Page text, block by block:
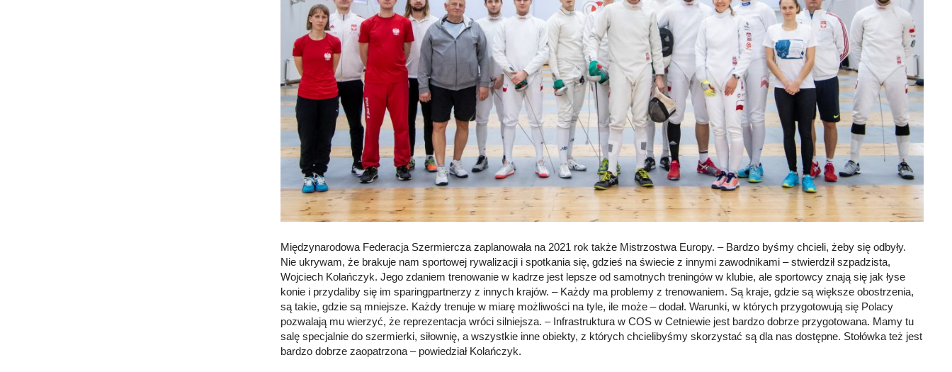
Międzynarodowa Federacja Szermiercza zaplanowała na 2021 rok także Mistrzostwa Europy. – Bardzo byśmy chcieli, żeby się odbyły.
Nie ukrywam, że brakuje nam sportowej rywalizacji i spotkania się, gdzieś na świecie z innymi zawodnikami – stwierdził szpadzista,
Wojciech Kolańczyk. Jego zdaniem trenowanie w kadrze jest lepsze od samotnych treningów w klubie, ale sportowcy znają się jak łyse
konie i przydaliby się im sparingpartnerzy z innych krajów. – Każdy ma problemy z trenowaniem. Są kraje, gdzie są większe obostrzenia,
są takie, gdzie są mniejsze. Każdy trenuje w miarę możliwości na tyle, ile może – dodał. Warunki, w których przygotowują się Polacy
pozwalają mu wierzyć, że reprezentacja wróci silniejsza. – Infrastruktura w COS w Cetniewie jest bardzo dobrze przygotowana. Mamy tu
salę specjalnie do szermierki, siłownię, a wszystkie inne obiekty, z których chcielibyśmy skorzystać są dla nas dostępne. Stołówka też jest
bardzo dobrze zaopatrzona – powiedział Kolańczyk.